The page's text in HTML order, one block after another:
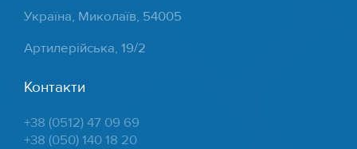
Україна, Миколаїв, 54005
Артилерійська, 19/2
Контакти
+38 (0512) 47 09 69
+38 (050) 140 18 20